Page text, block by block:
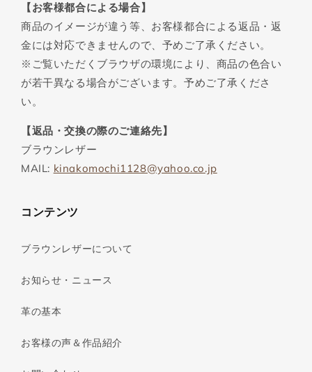
【お客様都合による場合】
商品のイメージが違う等、お客様都合による返品・返
金には対応できませんので、予めご了承ください。
※ご覧いただくブラウザの環境により、商品の色合い
が若干異なる場合がございます。予めご了承くださ
い。
【返品・交換の際のご連絡先】
ブラウンレザー
MAIL: kinakomochi1128@yahoo.co.jp
コンテンツ
ブラウンレザーについて
お知らせ・ニュース
革の基本
お客様の声＆作品紹介